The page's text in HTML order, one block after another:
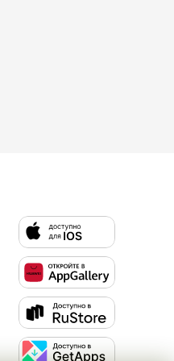
- ЭТО КРАСИВО -